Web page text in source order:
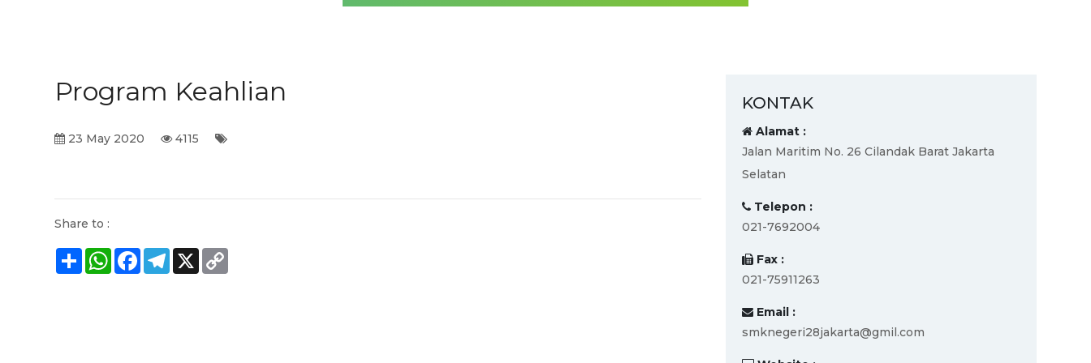
Program Keahlian
23 May 2020 4115
Share to :
ShareWhatsApp
FacebookTelegram
X
KONTAK
Alamat :
Jalan Maritim No. 26 Cilandak Barat Jakarta
Selatan
Telepon :
021-7692004
Fax :
021-75911263
Email :
smknegeri28jakarta@gmil.com